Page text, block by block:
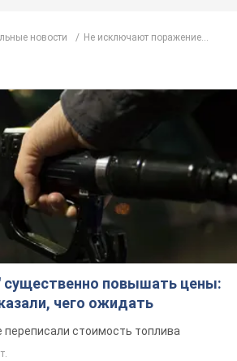
новости Не исключают поражение...
существенно повышать цены:
чего ожидать
переписали стоимость топлива